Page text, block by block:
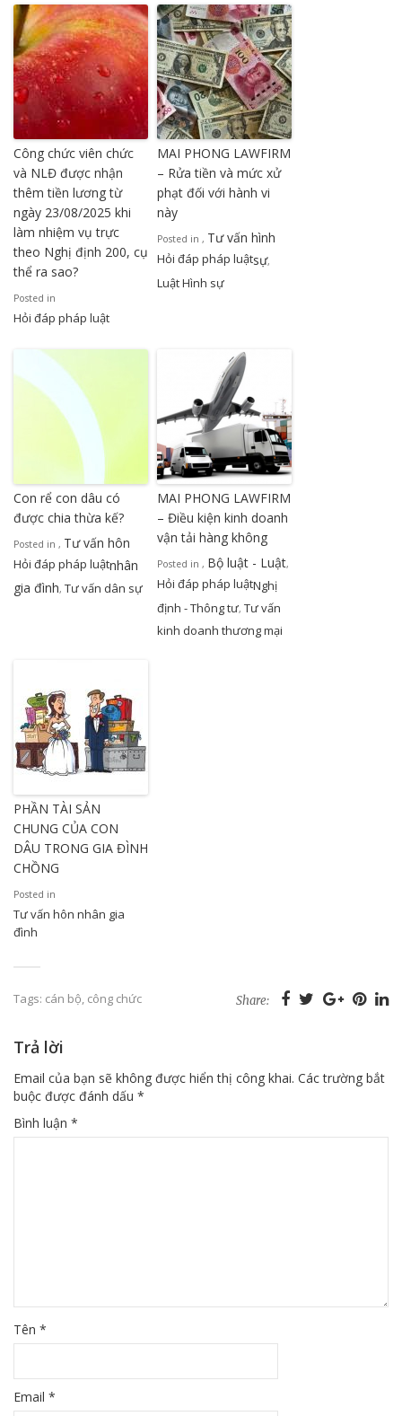
Công chức viên chức
và NLĐ được nhận
thêm tiền lương từ
ngày 23/08/2025 khi
làm nhiệm vụ trực
theo Nghị định 200, cụ
thể ra sao?
Posted in
Hỏi đáp pháp luật
MAI PHONG LAWFIRM
– Rửa tiền và mức xử
phạt đối với hành vi
này
Posted in
Hỏi đáp pháp luật
, Tư vấn hình
sự,
Luật Hình sự
Con rể con dâu có
được chia thừa kế?
Posted in
Hỏi đáp pháp luật
, Tư vấn hôn
nhân
gia đình, Tư vấn dân sự
MAI PHONG LAWFIRM
– Điều kiện kinh doanh
vận tải hàng không
Posted in
Hỏi đáp pháp luật
, Bộ luật - Luật,
Nghị
định - Thông tư, Tư vấn
kinh doanh thương mại
PHẦN TÀI SẢN
CHUNG CỦA CON
DÂU TRONG GIA ĐÌNH
CHỒNG
Posted in
Tư vấn hôn nhân gia
đình
Tags: cán bộ, công chức Share:
Trả lời
Email của bạn sẽ không được hiển thị công khai. Các trường bắt
buộc được đánh dấu *
Bình luận *
Tên *
Email *